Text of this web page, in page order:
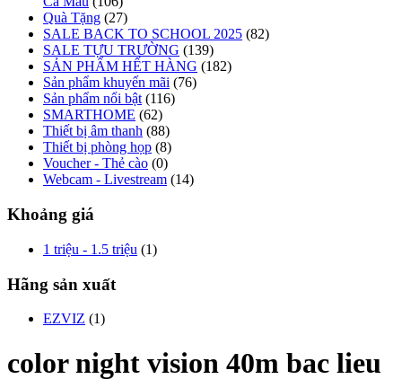
Quà Tặng (27)
SALE BACK TO SCHOOL 2025 (82)
SALE TỰU TRƯỜNG (139)
SẢN PHẨM HẾT HÀNG (182)
Sản phẩm khuyến mãi (76)
Sản phẩm nổi bật (116)
SMARTHOME (62)
Thiết bị âm thanh (88)
Thiết bị phòng họp (8)
Voucher - Thẻ cào (0)
Webcam - Livestream (14)
Khoảng giá
1 triệu - 1.5 triệu (1)
Hãng sản xuất
EZVIZ (1)
color night vision 40m bac lieu